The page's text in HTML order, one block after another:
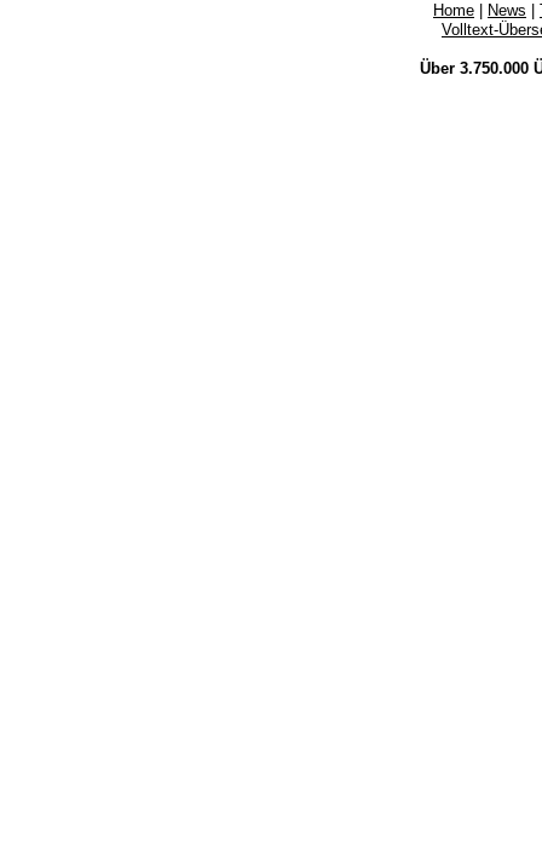
Home News
Volltext-
Über 3.750.000